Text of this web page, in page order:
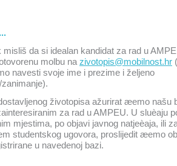
misliš da si idealan kandidat za rad u
molbu na zivotopis@mobilnost.hr
navesti svoje ime i prezime i željeno
životopisa ažurirat æemo našu
za rad u AMPEU. U sluèaju
mjestima, po objavi javnog natjeèaja, ili
studentskog ugovora, proslijedit æemo
u navedenoj bazi.